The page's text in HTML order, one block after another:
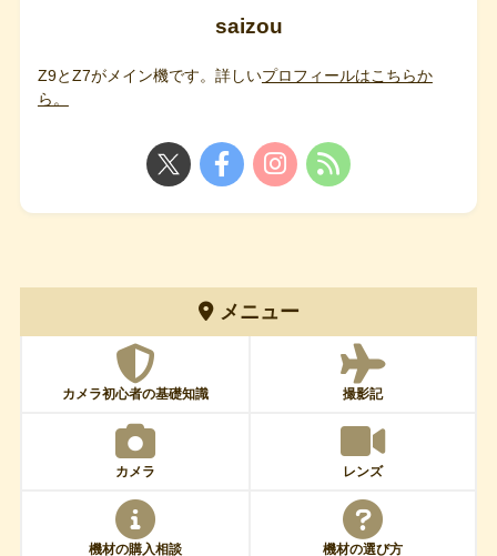
saizou
Z9とZ7がメイン機です。詳しいプロフィールはこちらか
ら。
メニュー
カメラ初心者の基礎知識 撮影記
カメラ レンズ
機材の購入相談 機材の選び方